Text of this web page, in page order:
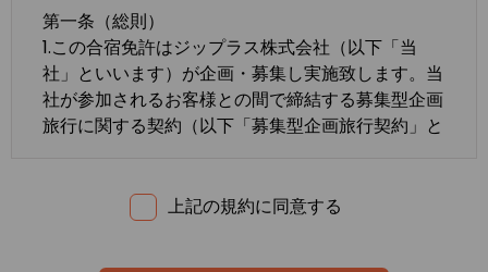
第一条（総則）
1.この合宿免許はジップラス株式会社（以下「当
社」といいます）が企画・募集し実施致します。当
社が参加されるお客様との間で締結する募集型企画
旅行に関する契約（以下「募集型企画旅行契約」と
たは一般に確立された慣習によるものとします。
上記の規約に同意する